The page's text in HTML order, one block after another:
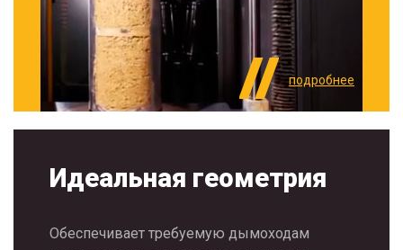
подробнее
Идеальная геометрия
Обеспечивает требуемую дымоходам